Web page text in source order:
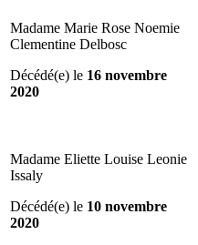
Madame Marie Rose Noemie
Clementine Delbosc
Décédé(e) le 16 novembre
2020
Madame Eliette Louise Leonie
Issaly
Décédé(e) le 10 novembre
2020